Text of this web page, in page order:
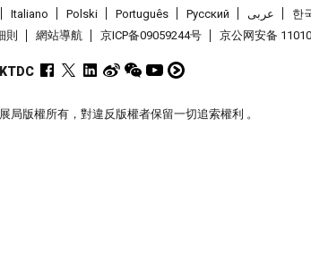
Italiano Polski Português Pусский عربى 한
則 網站導航 京ICP备09059244号 京公网安备
局版權所有，對違反版權者保留一切追索權利 。